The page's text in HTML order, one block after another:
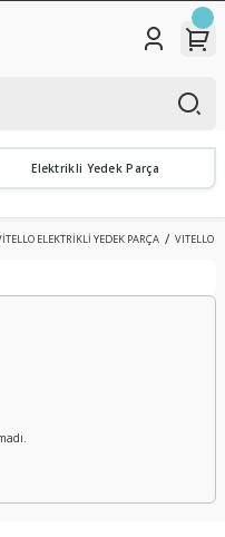
Elektrikli Yedek Parça
ELEKTRİKLİ YEDEK PARÇA VITELLO